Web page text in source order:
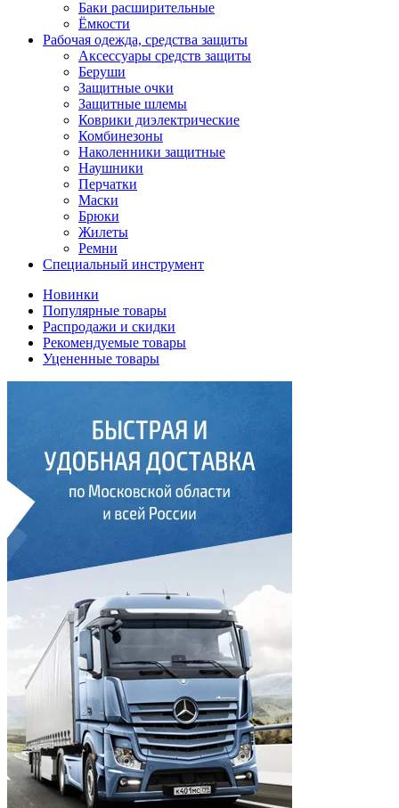
Баки расширительные
Ёмкости
Рабочая одежда, средства защиты
Аксессуары средств защиты
Беруши
Защитные очки
Защитные шлемы
Коврики диэлектрические
Комбинезоны
Наколенники защитные
Наушники
Перчатки
Маски
Брюки
Жилеты
Ремни
Специальный инструмент
Новинки
Популярные товары
Распродажи и скидки
Рекомендуемые товары
Уцененные товары